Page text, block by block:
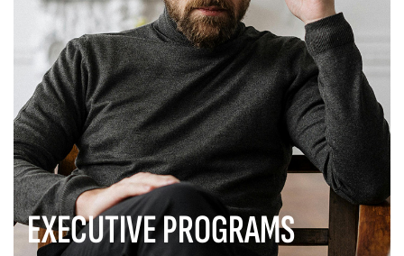
EXECUTIVE PROGRAMS